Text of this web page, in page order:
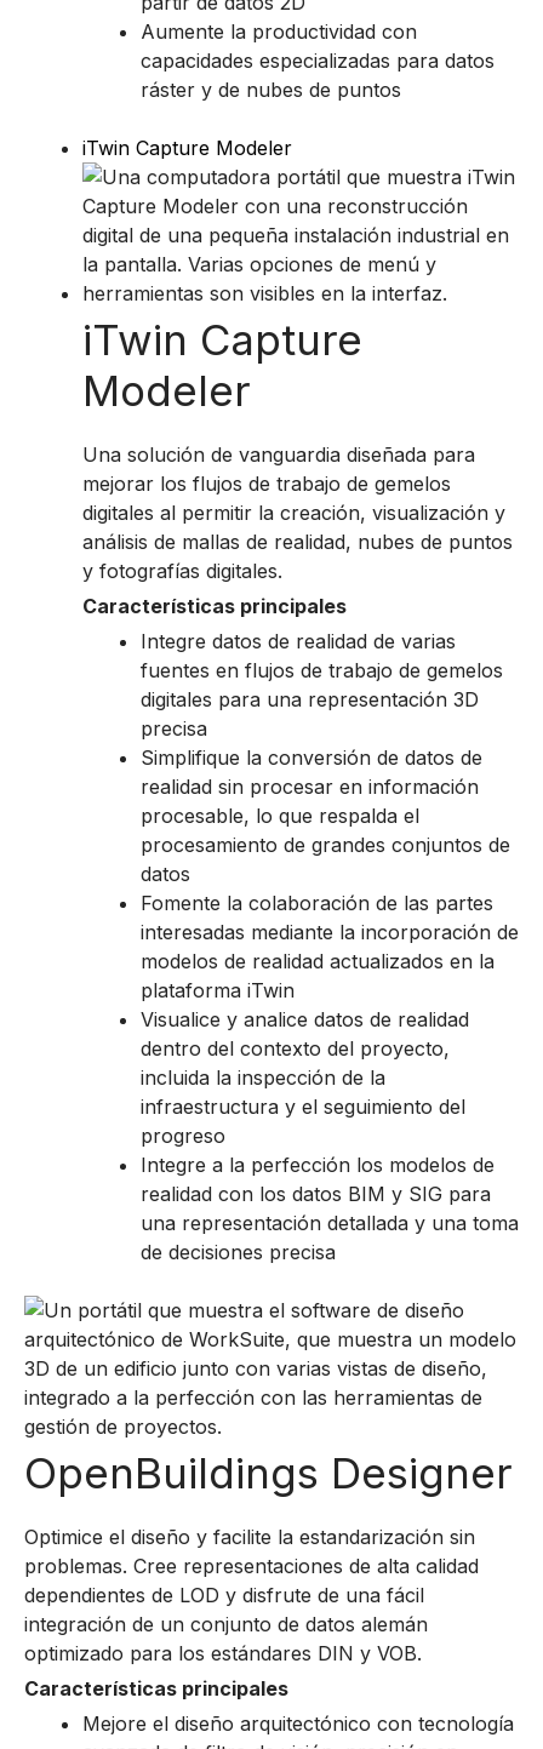
Aumente la productividad con
capacidades especializadas para datos
ráster y de nubes de puntos
iTwin Capture Modeler
iTwin Capture
Modeler
Una solución de vanguardia diseñada para
mejorar los flujos de trabajo de gemelos
digitales al permitir la creación, visualización y
análisis de mallas de realidad, nubes de puntos
y fotografías digitales.
Características principales
Integre datos de realidad de varias
fuentes en flujos de trabajo de gemelos
digitales para una representación 3D
precisa
Simplifique la conversión de datos de
realidad sin procesar en información
procesable, lo que respalda el
procesamiento de grandes conjuntos de
datos
Fomente la colaboración de las partes
interesadas mediante la incorporación de
modelos de realidad actualizados en la
plataforma iTwin
Visualice y analice datos de realidad
dentro del contexto del proyecto,
incluida la inspección de la
infraestructura y el seguimiento del
progreso
Integre a la perfección los modelos de
realidad con los datos BIM y SIG para
una representación detallada y una toma
de decisiones precisa
OpenBuildings Designer
Optimice el diseño y facilite la estandarización sin
problemas. Cree representaciones de alta calidad
dependientes de LOD y disfrute de una fácil
integración de un conjunto de datos alemán
optimizado para los estándares DIN y VOB.
Características principales
Mejore el diseño arquitectónico con tecnología